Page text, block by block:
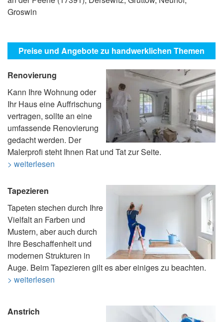
Groswin
Preise und Angebote zu handwerklichen Themen
Renovierung
Kann Ihre Wohnung oder
Ihr Haus eine Auffrischung
vertragen, sollte an eine
umfassende Renovierung
gedacht werden. Der
Malerprofi steht Ihnen Rat und Tat zur Seite.
> weiterlesen
Tapezieren
Tapeten stechen durch Ihre
Vielfalt an Farben und
Mustern, aber auch durch
Ihre Beschaffenheit und
modernen Strukturen in
Auge. Beim Tapezieren gilt es aber einiges zu beachten.
> weiterlesen
Anstrich